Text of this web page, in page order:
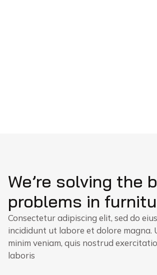
We’re solving the
problems in
Consectetur adipiscing elit, sed do
incididunt ut labore et dolore magna.
minim veniam, quis nostrud
laboris